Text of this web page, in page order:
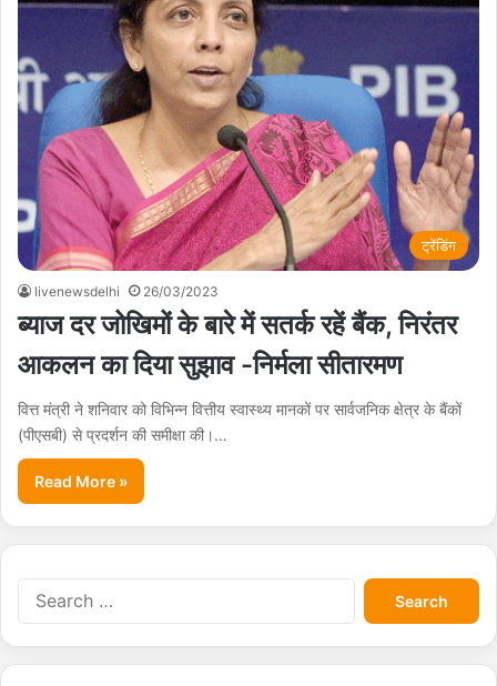
ट्रेंडिंग
livenewsdelhi 26/03/2023
ब्याज दर जोखिमों के बारे में सतर्क रहें बैंक, निरंतर
आकलन का दिया सुझाव -निर्मला सीतारमण
वित्त मंत्री ने शनिवार को विभिन्न वित्तीय स्वास्थ्य मानकों पर सार्वजनिक क्षेत्र के बैंकों
(पीएसबी) से प्रदर्शन की समीक्षा की।…
Read More »
S
e
a
r